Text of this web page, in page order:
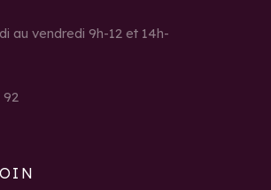
au vendredi 9h-12 et 14h-
92